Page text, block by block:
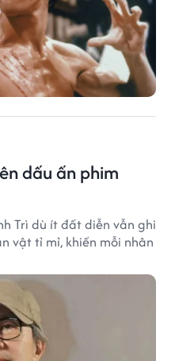
dấu ấn phim
Trì dù ít đất diễn vẫn ghi
vật tỉ mỉ, khiến mỗi nhân